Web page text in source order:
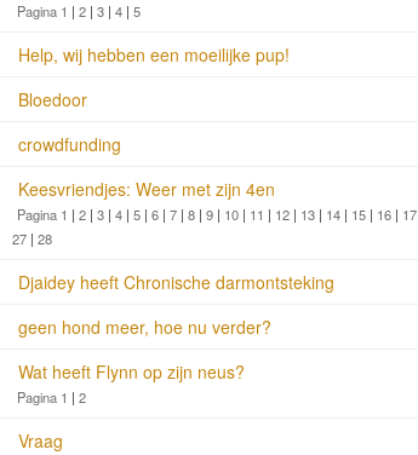
Pagina 1 | 2 | 3 | 4 | 5
Help, wij hebben een moeilijke pup!
Bloedoor
crowdfunding
Keesvriendjes: Weer met zijn 4en
Pagina 1 | 2 | 3 | 4 | 5 | 6 | 7 | 8 | 9 | 10 | 11 | 12 | 13 | 14 | 15 | 16 | 17
27 | 28
Djaidey heeft Chronische darmontsteking
geen hond meer, hoe nu verder?
Wat heeft Flynn op zijn neus?
Pagina 1 | 2
Vraag